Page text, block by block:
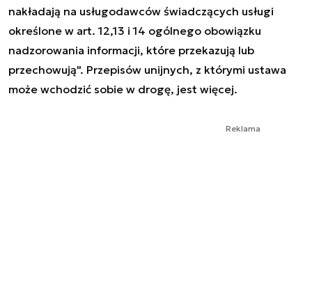
nakładają na usługodawców świadczących usługi
określone w art. 12,13 i 14 ogólnego obowiązku
nadzorowania informacji, które przekazują lub
przechowują". Przepisów unijnych, z którymi ustawa
może wchodzić sobie w drogę, jest więcej.
Reklama